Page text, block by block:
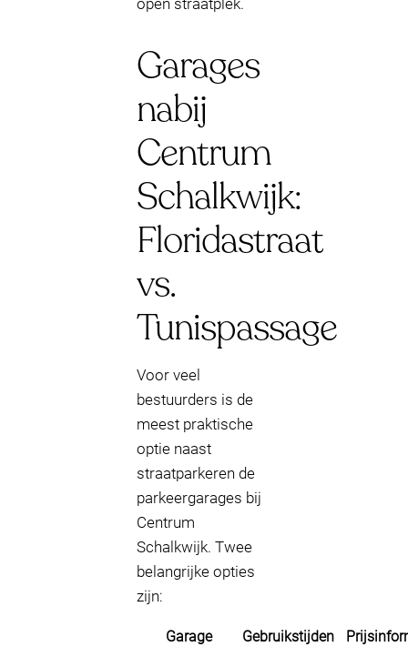
open straatplek.
Garages
nabij
Centrum
Schalkwijk:
Floridastraat
vs.
Tunispassage
Voor veel
bestuurders is de
meest praktische
optie naast
straatparkeren de
parkeergarages bij
Centrum
Schalkwijk. Twee
belangrijke opties
zijn:
Garage Gebruikstijden